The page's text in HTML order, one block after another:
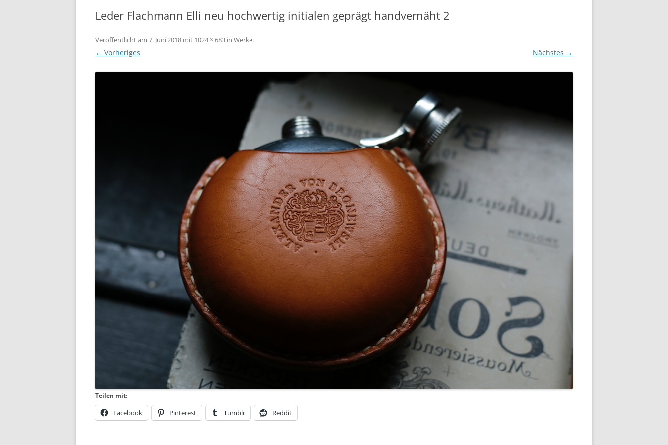
BODENSEE
AGBS
Leder Flachmann Elli neu hochwertig initialen geprägt handvernäht 2
Veröffentlicht am 7. Juni 2018 mit 1024 × 683 in Werke.
← Vorheriges Nächstes →
Teilen mit:
Facebook Pinterest Tumblr Reddit